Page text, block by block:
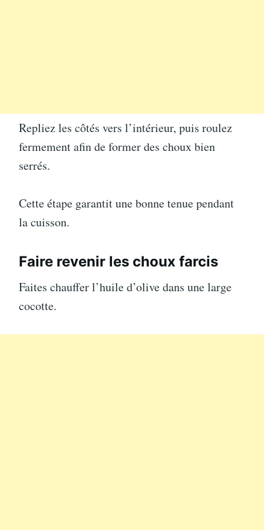
Repliez les côtés vers l’intérieur, puis roulez
fermement afin de former des choux bien
serrés.
Cette étape garantit une bonne tenue pendant
la cuisson.
Faire revenir les choux farcis
Faites chauffer l’huile d’olive dans une large
cocotte.